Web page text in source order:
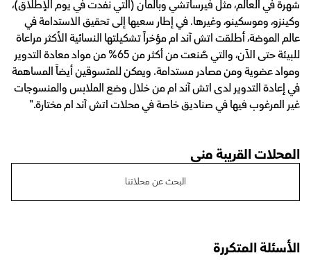
شهرة في العالم، مثل فيرساتشي وبالمان (التي نفدت في يوم الإطلاق)،
وكينزو، وموسكينو، وغيرها. في إطار سعيها إلى تحقيق الاستدامة في
عالم الموضة، أطلقت اتش آند ام مؤخراً تشكيلتها النسائية الأكثر مراعاة
للبيئة حتى الآن، والتي صُنعت من أكثر من 65% من مواد معادة التدوير
ومواد عضوية ومن مصادر مستدامة. ويمكن للمتسوقين أيضاً المساهمة
في إعادة التدوير لدى اتش آند ام من خلال وضع الملابس والمنسوجات
غير المرغوب فيها في صناديق خاصة في محلات اتش آند ام مختارة."
المحلات القريبة مني
البحث عن محلاتنا
الأسئلة المتكررة